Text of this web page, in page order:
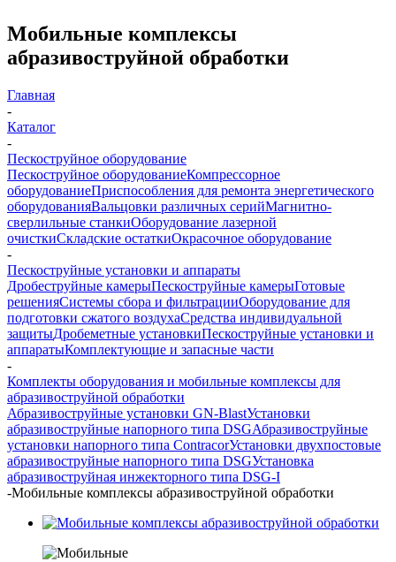
Мобильные комплексы
абразивоструйной обработки
Главная
-
Каталог
-
Пескоструйное оборудование
Пескоструйное оборудованиеКомпрессорное
оборудованиеПриспособления для ремонта энергетического
оборудованияВальцовки различных серийМагнитно-
сверлильные станкиОборудование лазерной
очисткиСкладские остаткиОкрасочное оборудование
-
Пескоструйные установки и аппараты
Дробеструйные камерыПескоструйные камерыГотовые
решенияСистемы сбора и фильтрацииОборудование для
подготовки сжатого воздухаСредства индивидуальной
защитыДробеметные установкиПескоструйные установки и
аппаратыКомплектующие и запасные части
-
Комплекты оборудования и мобильные комплексы для
абразивоструйной обработки
Абразивоструйные установки GN-BlastУстановки
абразивоструйные напорного типа DSGАбразивоструйные
установки напорного типа ContracorУстановки двухпостовые
абразивоструйные напорного типа DSGУстановка
абразивоструйная инжекторного типа DSG-I
-Мобильные комплексы абразивоструйной обработки